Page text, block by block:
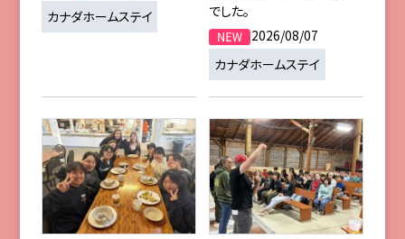
カナダホームステイ
でした。
2026/08/07
カナダホームステイ